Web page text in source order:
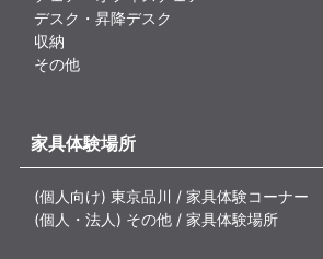
デスク・昇降デスク
収納
その他
家具体験場所
(個人向け) 東京品川 / 家具体験コーナー
(個人・法人) その他 / 家具体験場所